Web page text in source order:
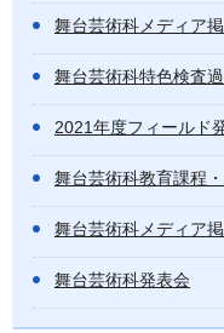
舞台芸術科メディア
舞台芸術科特色検査
2021年度フィールド
舞台芸術科教育課程
舞台芸術科メディア
舞台芸術科発表会